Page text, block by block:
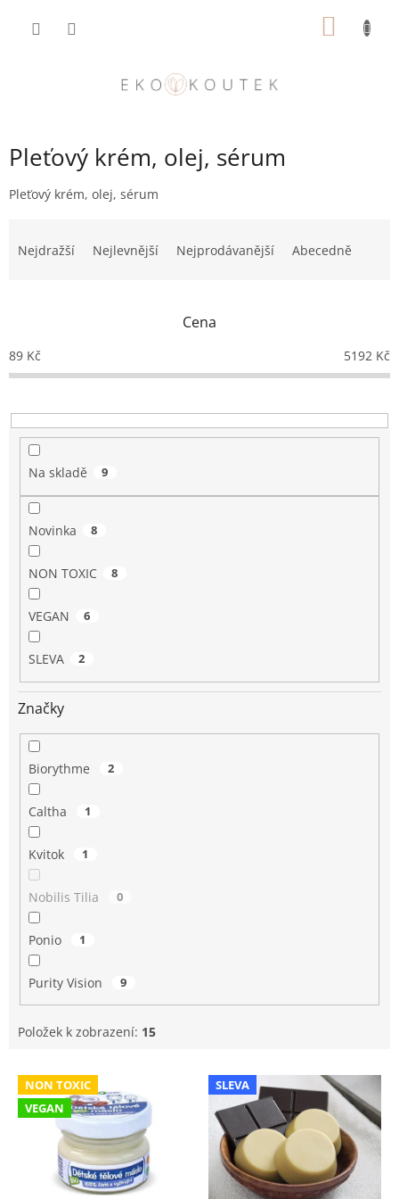
Pleťový krém, olej, sérum
Pleťový krém, olej, sérum
p
r
o
u
Nejdražší Nejlevnější Nejprodávanější Abecedně
Cena
89 Kč 5192 Kč
Na skladě 9
Novinka 8
NON TOXIC 8
VEGAN 6
SLEVA 2
Značky
Biorythme 2
Caltha 1
Kvitok 1
Nobilis Tilia 0
Ponio 1
Purity Vision 9
Položek k zobrazení: 15
V
p
NON TOXIC
VEGAN
SLEVA